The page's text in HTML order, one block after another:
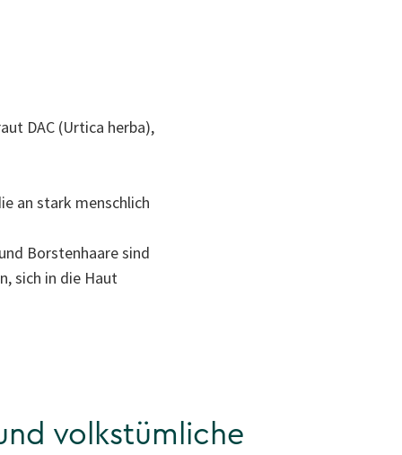
DAC (Urtica herba),
an stark menschlich
Borstenhaare sind
sich in die Haut
volkstümliche